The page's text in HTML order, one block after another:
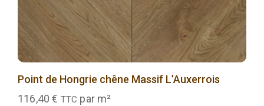
Point de Hongrie chêne Massif L’Auxerrois
116,40€ TTC par m²